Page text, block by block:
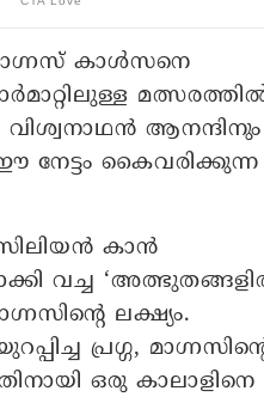
കാൾസനെ
ആനന്ദിനും
നേട്ടം കൈവരിക്കുന്ന
കാൻ
വച്ച
ലക്ഷ്യം.
പ്രഗ്ഗ,
ഒരു കാലാളിനെ